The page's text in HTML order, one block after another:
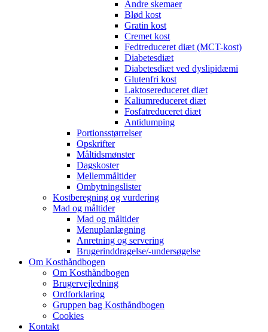
Andre skemaer
Blød kost
Gratin kost
Cremet kost
Fedtreduceret diæt (MCT-kost)
Diabetesdiæt
Diabetesdiæt ved dyslipidæmi
Glutenfri kost
Laktosereduceret diæt
Kaliumreduceret diæt
Fosfatreduceret diæt
Antidumping
Portionsstørrelser
Opskrifter
Måltidsmønster
Dagskoster
Mellemmåltider
Ombytningslister
Kostberegning og vurdering
Mad og måltider
Mad og måltider
Menuplanlægning
Anretning og servering
Brugerinddragelse/-undersøgelse
Om Kosthåndbogen
Om Kosthåndbogen
Brugervejledning
Ordforklaring
Gruppen bag Kosthåndbogen
Cookies
Kontakt